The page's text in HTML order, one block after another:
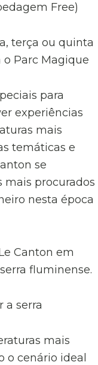
Free)
terça ou quinta
o Parc Magique
para
experiências
mais
temáticas e
se
mais procurados
nesta época
Canton em
fluminense.
a serra
mais
o cenário ideal